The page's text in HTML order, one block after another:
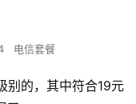
电信套餐
别的，其中符合19元